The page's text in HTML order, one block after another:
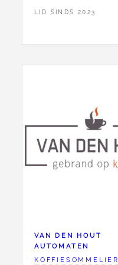
LID SINDS 2023
VAN DEN HOUT
AUTOMATEN
KOFFIESOMMELIER